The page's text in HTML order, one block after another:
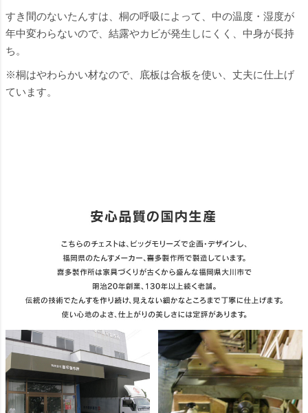
すき間のないたんすは、桐の呼吸によって、中の温度・湿度が
年中変わらないので、結露やカビが発生しにくく、中身が長持
ち。
※桐はやわらかい材なので、底板は合板を使い、丈夫に仕上げ
ています。